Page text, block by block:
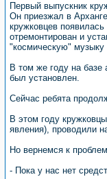
Первый выпускник
Он приезжал в
кружковцев
отремонтирован и
"космическую"
В том же году на базе
был установлен.
Сейчас ребята
В этом году
явления), проводили
Но вернемся к
- Пока у нас нет